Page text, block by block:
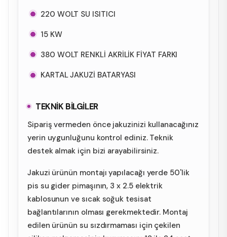
220 WOLT SU ISITICI
15 KW
380 WOLT RENKLİ AKRİLİK FİYAT FARKI
KARTAL JAKUZİ BATARYASI
TEKNİK BİLGİLER
Sipariş vermeden önce jakuzinizi kullanacağınız
yerin uygunluğunu kontrol ediniz. Teknik
destek almak için bizi arayabilirsiniz.
Jakuzi ürünün montajı yapılacağı yerde 50'lik
pis su gider pimaşının, 3 x 2.5 elektrik
kablosunun ve sıcak soğuk tesisat
bağlantılarının olması gerekmektedir. Montaj
edilen ürünün su sızdırmaması için çekilen